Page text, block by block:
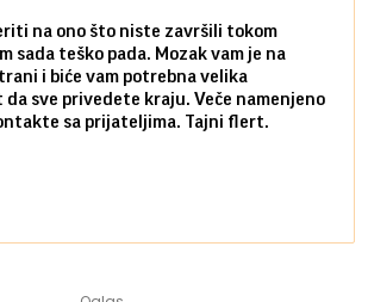
na ono što niste završili tokom
sada teško pada. Mozak vam je na
i biće vam potrebna velika
sve privedete kraju. Veče namenjeno
sa prijateljima. Tajni flert.